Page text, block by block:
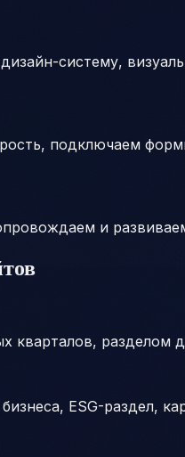
систему,
подключаем
и
кварталов, разделом
ESG-раздел,